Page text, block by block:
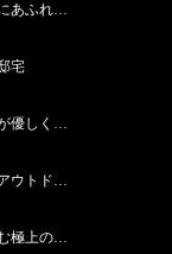
あふれ…
宅
優しく…
ウトド…
極上の…